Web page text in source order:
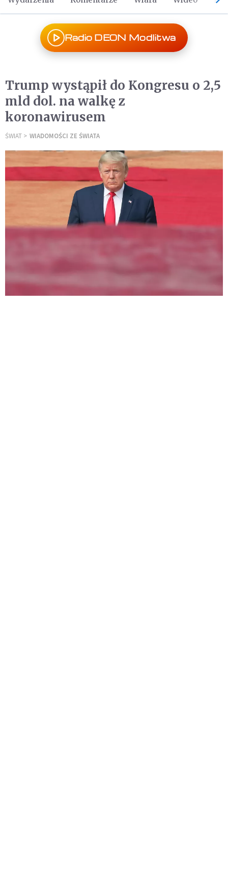
Radio DEON Modlitwa
Trump wystąpił do Kongresu o 2,5
mld dol. na walkę z
koronawirusem
ŚWIAT WIADOMOŚCI ZE ŚWIATA